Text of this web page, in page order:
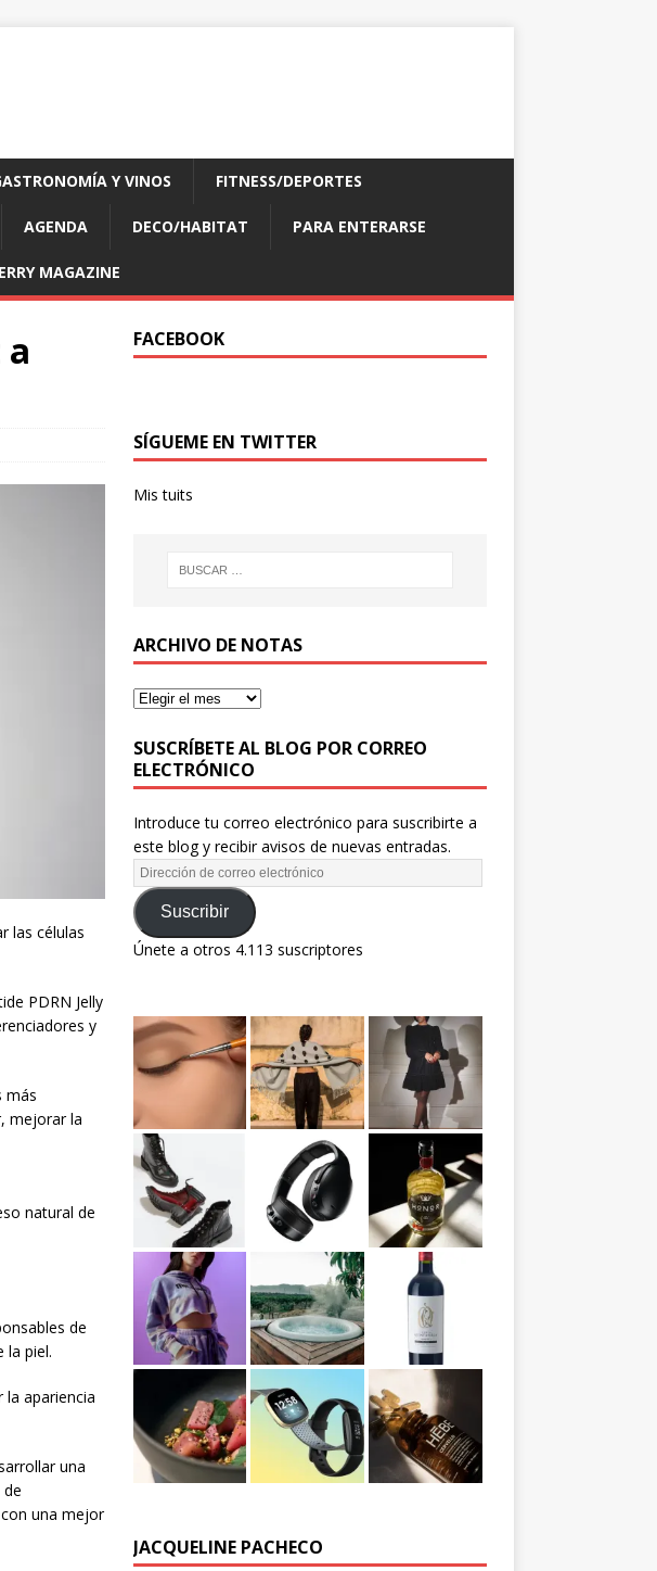
Y VINOS FITNESS/DEPORTES
AGENDA DECO/HABITAT PARA ENTERARSE
MAGAZINE
las células
PDRN Jelly
y
más
mejorar la
natural de
de
la piel.
apariencia
una
una mejor
FACEBOOK
SÍGUEME EN TWITTER
Mis tuits
ARCHIVO DE NOTAS
SUSCRÍBETE AL BLOG POR CORREO
ELECTRÓNICO
Introduce tu correo electrónico para suscribirte a
este blog y recibir avisos de nuevas entradas.
Suscribir
Únete a otros 4.113 suscriptores
JACQUELINE PACHECO